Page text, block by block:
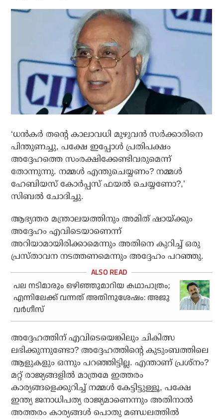
‘ധൻകർ തന്റെ കാലാവധി മുഴുവൻ സർക്കാരിനെ
പിന്തുണച്ചു, പക്ഷേ ഇപ്പോൾ പ്രതിപക്ഷം
അദ്ദേഹത്തെ സംരക്ഷിക്കേണ്ടിവരുമെന്ന്
തോന്നുന്നു. നമ്മൾ എന്തുചെയ്യണം? നമ്മൾ
ഹേബിയസ് കോർപ്പസ് ഫയൽ ചെയ്യണോ?,’
സിബൽ ചോദിച്ചു.
ആഭ്യന്തര മന്ത്രാലയത്തിനും അമിത് ഷായ്ക്കും
അദ്ദേഹം എവിടെയാണെന്ന്
അറിയാമായിരിക്കാമെന്നും അതിനെ കുറിച്ച് ഒരു
പ്രസ്താവന നടത്തണമെന്നും അദ്ദേഹം പറഞ്ഞു.
പല നടിമാരും ഒഴിഞ്ഞുമാറിയ കഥാപാത്രം;
എന്നിലേക്ക് വന്നത് അതിനുശേഷം: അജു
വർഗീസ്
അദ്ദേഹത്തിന് എവിടെയെങ്കിലും ചികിത്സ
ലഭിക്കുന്നുണ്ടോ? അദ്ദേഹത്തിന്റെ കുടുംബത്തിലെ
ആളുകളും ഒന്നും പറഞ്ഞിട്ടില്ല. എന്താണ് പ്രശ്നം?
മറ്റ് രാജ്യങ്ങളിൽ മാത്രമേ ഇത്തരം
കാര്യങ്ങളെക്കുറിച്ച് നമ്മൾ കേട്ടിട്ടുള്ളൂ, പക്ഷേ
ഇന്ത്യ ജനാധിപത്യ രാജ്യമാണെന്നും അതിനാൽ
അത്തരം കാര്യങ്ങൾ പൊതു മണ്ഡലത്തിൽ